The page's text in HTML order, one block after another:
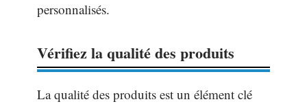
personnalisés.
Vérifiez la qualité des produits
La qualité des produits est un élément clé